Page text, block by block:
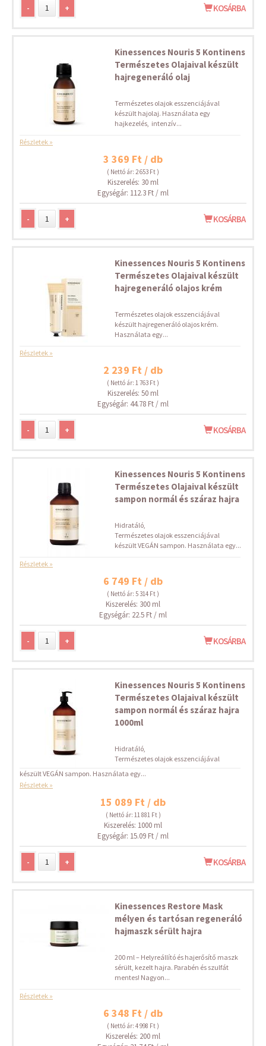
- + KOSÁRBA
Kinessences Nouris 5 Kontinens
Természetes Olajaival készült
hajregeneráló olaj
Természetes olajok esszenciájával
készült hajolaj. Használata egy
hajkezelés, intenzív...
Részletek »
3 369 Ft / db
( Nettó ár: 2 653 Ft )
Kiszerelés: 30 ml
Egységár: 112.3 Ft / ml
- + KOSÁRBA
Kinessences Nouris 5 Kontinens
Természetes Olajaival készült
hajregeneráló olajos krém
Természetes olajok esszenciájával
készült hajregeneráló olajos krém.
Használata egy...
Részletek »
2 239 Ft / db
( Nettó ár: 1 763 Ft )
Kiszerelés: 50 ml
Egységár: 44.78 Ft / ml
- + KOSÁRBA
Kinessences Nouris 5 Kontinens
Természetes Olajaival készült
sampon normál és száraz hajra
Hidratáló,
Természetes olajok esszenciájával
készült VEGÁN sampon. Használata egy...
Részletek »
6 749 Ft / db
( Nettó ár: 5 314 Ft )
Kiszerelés: 300 ml
Egységár: 22.5 Ft / ml
- + KOSÁRBA
Kinessences Nouris 5 Kontinens
Természetes Olajaival készült
sampon normál és száraz hajra
1000ml
Hidratáló,
Természetes olajok esszenciájával
készült VEGÁN sampon. Használata egy...
Részletek »
15 089 Ft / db
( Nettó ár: 11 881 Ft )
Kiszerelés: 1000 ml
Egységár: 15.09 Ft / ml
- + KOSÁRBA
Kinessences Restore Mask
mélyen és tartósan regeneráló
hajmaszk sérült hajra
200 ml – Helyreállító és hajerősítő maszk
sérült, kezelt hajra. Parabén és szulfát
mentes! Nagyon...
Részletek »
6 348 Ft / db
( Nettó ár: 4 998 Ft )
Kiszerelés: 200 ml